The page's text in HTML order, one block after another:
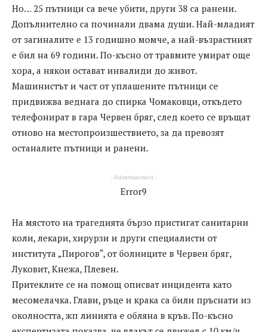
Но… 25 пътници са вече убити, други 38 са ранени.
Допълнително са починали двама души. Най-младият
от загиналите е 13 годишно момче, а най-възрастният
е бил на 69 години. По-късно от травмите умират още
хора, а някои остават инвалиди до живот.
Машинистът и част от уплашените пътници се
придвижва веднага до спирка Чомаковци, откъдето
телефонират в гара Червен бряг, след което се връщат
отново на местопроизшествието, за да превозят
останалите пътници и ранени.
- Advertisement -
Error9
На мястото на трагедията бързо пристигат санитарни
коли, лекари, хирурзи и други специалисти от
института „Пирогов“, от болниците в Червен бряг,
Луковит, Кнежа, Плевен.
Притеклите се на помощ описват инцидента като
месомелачка. Глави, ръце и крака са били пръснати из
околността, жп линията е обляна в кръв. По-късно